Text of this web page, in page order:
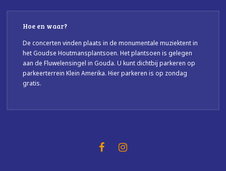
Hoe en waar?
De concerten vinden plaats in de monumentale muziektent in
het Goudse Houtmansplantsoen. Het plantsoen is gelegen
aan de Fluwelensingel in Gouda. U kunt dichtbij parkeren op
parkeerterrein Klein Amerika. Hier parkeren is op zondag
gratis.